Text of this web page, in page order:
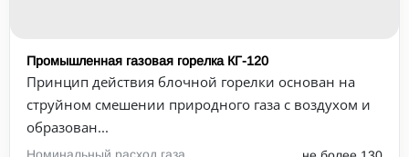
Промышленная газовая горелка КГ-120
Принцип действия блочной горелки основан на
струйном смешении природного газа с воздухом и
образован...